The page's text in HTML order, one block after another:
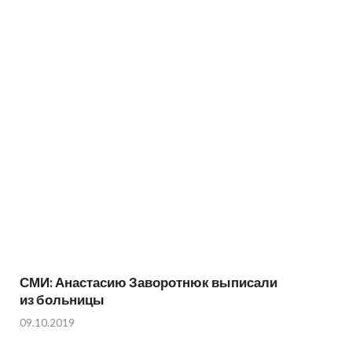
СМИ: Анастасию Заворотнюк выписали
из больницы
09.10.2019